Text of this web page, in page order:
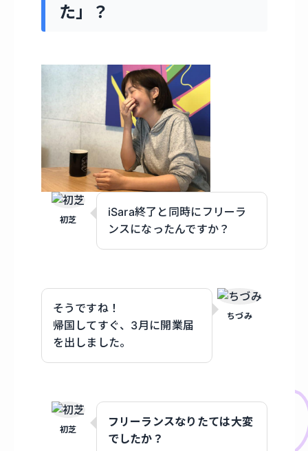
た」？
初芝
iSara終了と同時にフリーラ
ンスになったんですか？
ちづみ
そうですね！
帰国してすぐ、3月に開業届
を出しました。
初芝
フリーランスなりたては大変
でしたか？